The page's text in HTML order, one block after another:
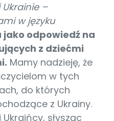
–
w języku
jako odpowiedź na
z dziećmi
Mamy nadzieję, że
w tych
do których
z Ukrainy.
słysząc